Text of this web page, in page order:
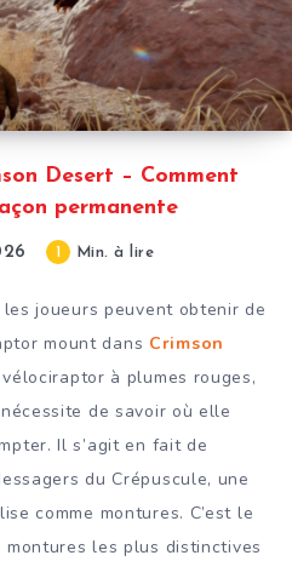
Desert – Comment
permanente
1 Min. à lire
joueurs peuvent obtenir de
mount dans Crimson
à plumes rouges,
de savoir où elle
Il s’agit en fait de
du Crépuscule, une
comme montures. C’est le
montures les plus distinctives